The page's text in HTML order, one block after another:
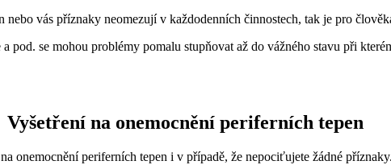
vás příznaky neomezují v každodenních činnostech, tak je pro
pod. se mohou problémy pomalu stupňovat až do vážného stavu při
Vyšetření na onemocnění periferních tepen
onemocnění periferních tepen i v případě, že nepociťujete žádné příznaky.